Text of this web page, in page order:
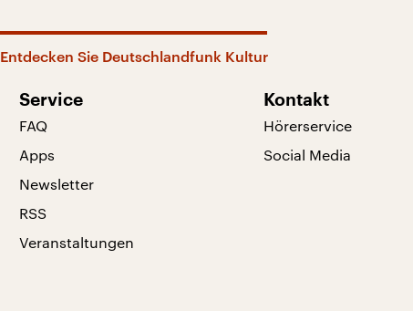
Entdecken Sie Deutschlandfunk Kultur
Service
FAQ
Apps
Newsletter
RSS
Veranstaltungen
Kontakt
Hörerservice
Social Media